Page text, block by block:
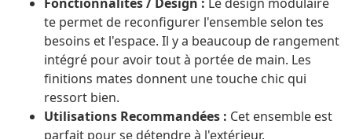
te permet de reconfigurer l'ensemble selon tes
besoins et l'espace. Il y a beaucoup de rangement
intégré pour avoir tout à portée de main. Les
finitions mates donnent une touche chic qui
ressort bien.
Utilisations Recommandées : Cet ensemble est
parfait pour se détendre à l'extérieur,